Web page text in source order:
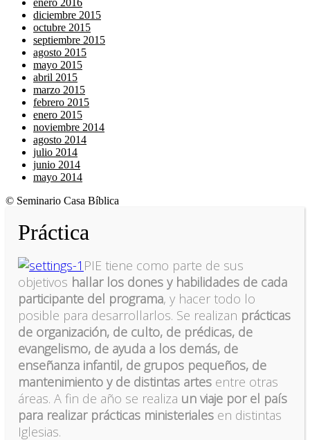
enero 2016
diciembre 2015
octubre 2015
septiembre 2015
agosto 2015
mayo 2015
abril 2015
marzo 2015
febrero 2015
enero 2015
noviembre 2014
agosto 2014
julio 2014
junio 2014
mayo 2014
© Seminario Casa Bíblica
Práctica
PIE tiene como parte de sus
objetivos hallar los dones y habilidades de cada
participante del programa, y hacer todo lo
posible para desarrollarlos. Se realizan prácticas
de organización, de culto, de prédicas, de
evangelismo, de ayuda a los demás, de
enseñanza infantil, de grupos pequeños, de
mantenimiento y de distintas artes entre otras
áreas. A fin de año se realiza un viaje por el país
para realizar prácticas ministeriales en distintas
Iglesias.